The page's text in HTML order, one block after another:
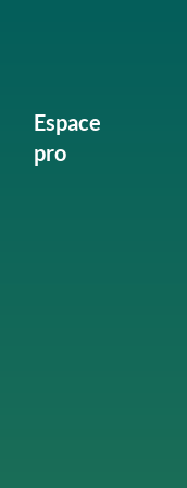
Espace
pro